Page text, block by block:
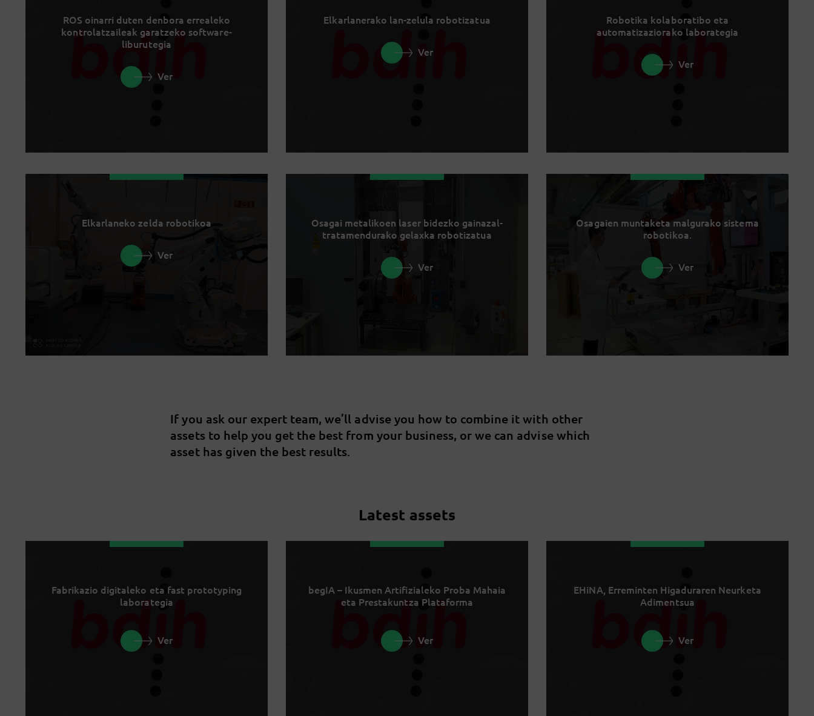
ROS oinarri duten denbora errealeko
kontrolatzaileak garatzeko software-
liburutegia
Ver
Elkarlanerako lan-zelula robotizatua
Ver
Robotika kolaboratibo eta
automatizaziorako laborategia
Ver
Elkarlaneko zelda robotikoa
Ver
Osagai metalikoen laser bidezko gainazal-
tratamendurako gelaxka robotizatua
Ver
Osagaien muntaketa malgurako sistema
robotikoa.
Ver
If you ask our expert team, we’ll advise you how to combine it with other
assets to help you get the best from your business, or we can advise which
asset has given the best results.
Latest assets
Fabrikazio digitaleko eta fast prototyping
laborategia
Ver
begIA – Ikusmen Artifizialeko Proba Mahaia
eta Prestakuntza Plataforma
Ver
EHiNA, Erreminten Higaduraren Neurketa
Adimentsua
Ver